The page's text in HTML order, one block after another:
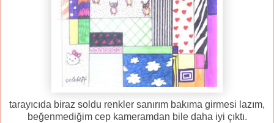
tarayıcıda biraz soldu renkler sanırım bakıma girmesi lazım,
beğenmediğim cep kameramdan bile daha iyi çıktı.